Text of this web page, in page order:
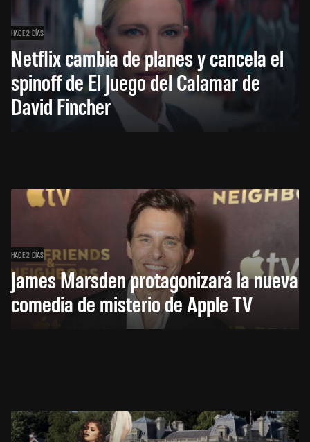
HACE 2 DÍAS
Netflix cambia de planes y cancela el
spinoff de El Juego del Calamar de
David Fincher
HACE 2 DÍAS
James Marsden protagonizará la nueva
comedia de misterio de Apple TV